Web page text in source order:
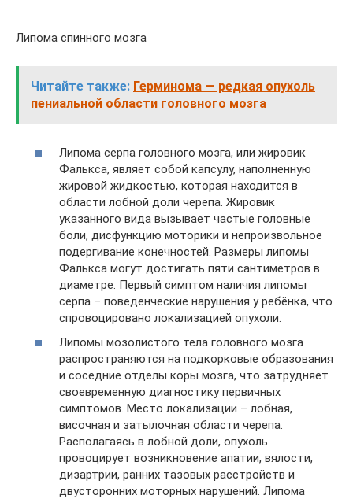
Липома спинного мозга
Читайте также: Герминома — редкая опухоль
пениальной области головного мозга
Липома серпа головного мозга, или жировик
Фалькса, являет собой капсулу, наполненную
жировой жидкостью, которая находится в
области лобной доли черепа. Жировик
указанного вида вызывает частые головные
боли, дисфункцию моторики и непроизвольное
подергивание конечностей. Размеры липомы
Фалькса могут достигать пяти сантиметров в
диаметре. Первый симптом наличия липомы
серпа – поведенческие нарушения у ребёнка, что
спровоцировано локализацией опухоли.
Липомы мозолистого тела головного мозга
распространяются на подкорковые образования
и соседние отделы коры мозга, что затрудняет
своевременную диагностику первичных
симптомов. Место локализации – лобная,
височная и затылочная области черепа.
Располагаясь в лобной доли, опухоль
провоцирует возникновение апатии, вялости,
дизартрии, ранних тазовых расстройств и
двусторонних моторных нарушений. Липома